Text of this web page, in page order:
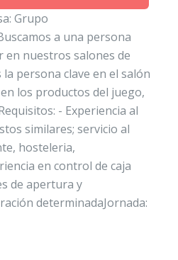
Grupo
a una persona
en nuestros salones de
persona clave en el salón
los productos del juego,
- Experiencia al
similares; servicio al
hosteleria,
en control de caja
de apertura y
determinadaJornada: